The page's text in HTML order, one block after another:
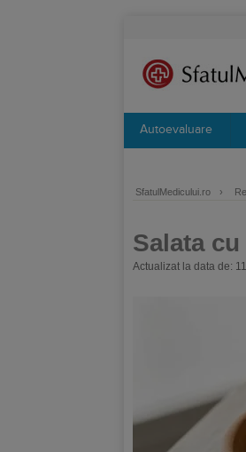
Autoevaluare
SfatulMedicului.ro ›
Salata cu
Actualizat la data de: